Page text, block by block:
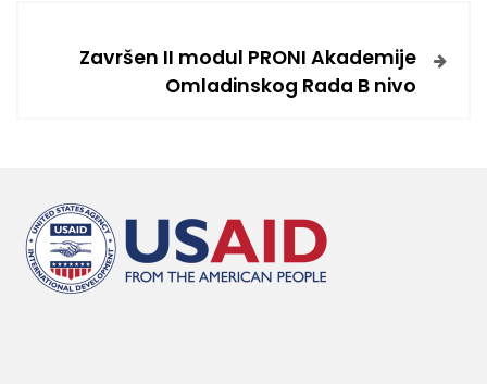
Završen II modul PRONI Akademije
Omladinskog Rada B nivo